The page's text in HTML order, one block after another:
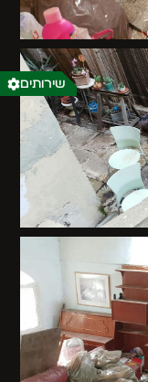
שירותים